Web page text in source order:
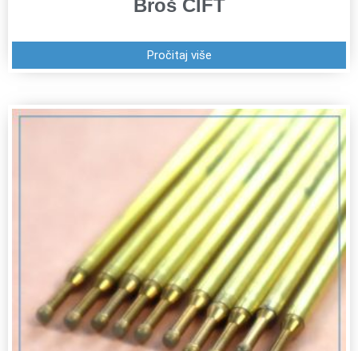
Broš CIFT
Pročitaj više